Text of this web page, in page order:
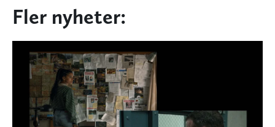
Fler nyheter: